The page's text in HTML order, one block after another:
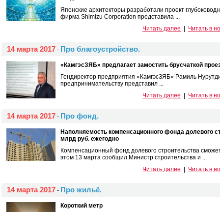
Японские архитекторы разработали проект
фирма Shimizu Corporation представила ...
Читать далее
Читать в
14 марта 2017 - Про благоустройство.
«КамгэсЗЯБ» предлагает замостить брусчаткой
Гендиректор предприятия «КамгэсЗЯБ» Рамиль
предпринимательству представил ...
Читать далее
Читать в
14 марта 2017 - Про фонд.
Наполняемость компенсационного фонда долевого
млрд руб. ежегодно
Компенсационный фонд долевого строительства
этом 13 марта сообщил Министр строительства и ...
Читать далее
Читать в
14 марта 2017 - Про жильё.
Короткий метр